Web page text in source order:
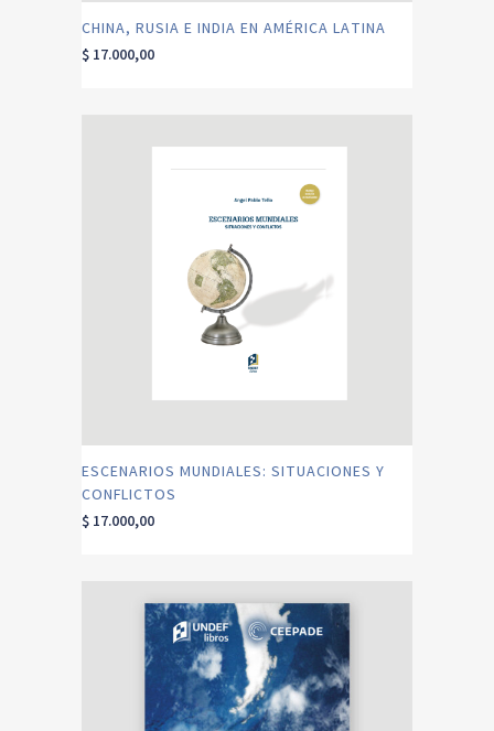
CHINA, RUSIA E INDIA EN AMÉRICA LATINA
$ 17.000,00
ESCENARIOS MUNDIALES: SITUACIONES Y
CONFLICTOS
$ 17.000,00